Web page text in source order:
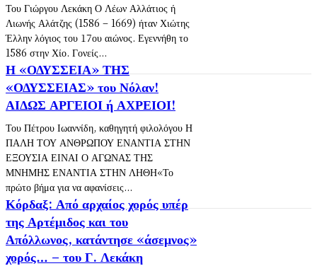
Του Γιώργου Λεκάκη Ο Λέων Αλλάτιος ή
Λιωνής Αλάτζης (1586 – 1669) ήταν Χιώτης
Έλλην λόγιος του 17ου αιώνος. Εγεννήθη το
1586 στην Χίο. Γονείς...
Η «ΟΔΥΣΣΕΙΑ» ΤΗΣ
«ΟΔΥΣΣΕΙΑΣ» του Νόλαν!
ΑΙΔΩΣ ΑΡΓΕΙΟΙ ή ΑΧΡΕΙΟΙ!
Του Πέτρου Ιωαννίδη, καθηγητή φιλολόγου Η
ΠΑΛΗ ΤΟΥ ΑΝΘΡΩΠΟΥ ΕΝΑΝΤΙΑ ΣΤΗΝ
ΕΞΟΥΣΙΑ ΕΙΝΑΙ Ο ΑΓΩΝΑΣ ΤΗΣ
ΜΝΗΜΗΣ ΕΝΑΝΤΙΑ ΣΤΗΝ ΛΗΘΗ«Το
πρώτο βήμα για να αφανίσεις...
Κόρδαξ: Από αρχαίος χορός υπέρ
της Αρτέμιδος και του
Απόλλωνος, κατάντησε «άσεμνος»
χορός… – του Γ. Λεκάκη